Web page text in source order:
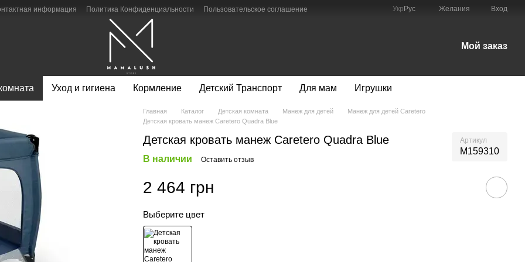
информация Политика Конфиденциальности
Пользовательское соглашение
Укр Рус Желания Вход
Мой заказ
Уход и гигиена Кормление Детский Транспорт Для мам Игрушки
Главная Каталог Детская комната Манеж для детей
Манеж для детей Caretero
Детская кровать манеж Caretero Quadra Blue
Детская кровать манеж Caretero Quadra Blue Артикул
M159310
В наличии Оставить отзыв
2 464 грн
Выберите цвет